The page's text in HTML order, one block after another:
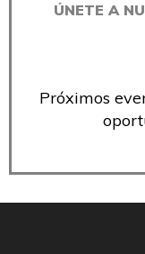
ÚNETE A
Próximos